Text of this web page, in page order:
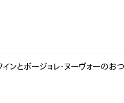
ンとボージョレ・ヌーヴォーのお